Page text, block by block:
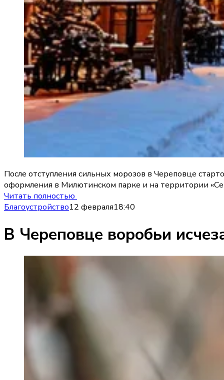
После отступления сильных морозов в Череповце
оформления в Милютинском парке и на территории
Читать полностью
Благоустройство12 февраля18:40
В Череповце воробьи